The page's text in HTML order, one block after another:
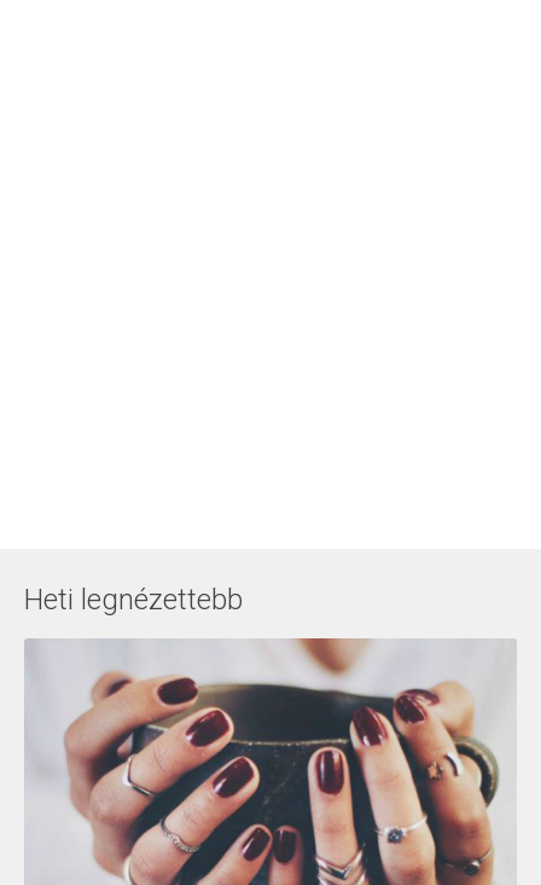
Heti legnézettebb